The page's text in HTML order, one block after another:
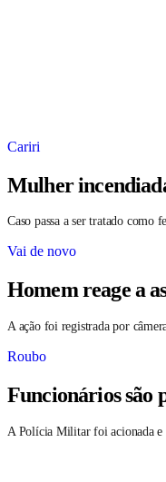
Cariri
Mulher
Caso passa a ser tratado como
Vai de novo
Homem reage a
A ação foi registrada por
Roubo
Funcionários são
A Polícia Militar foi acionada